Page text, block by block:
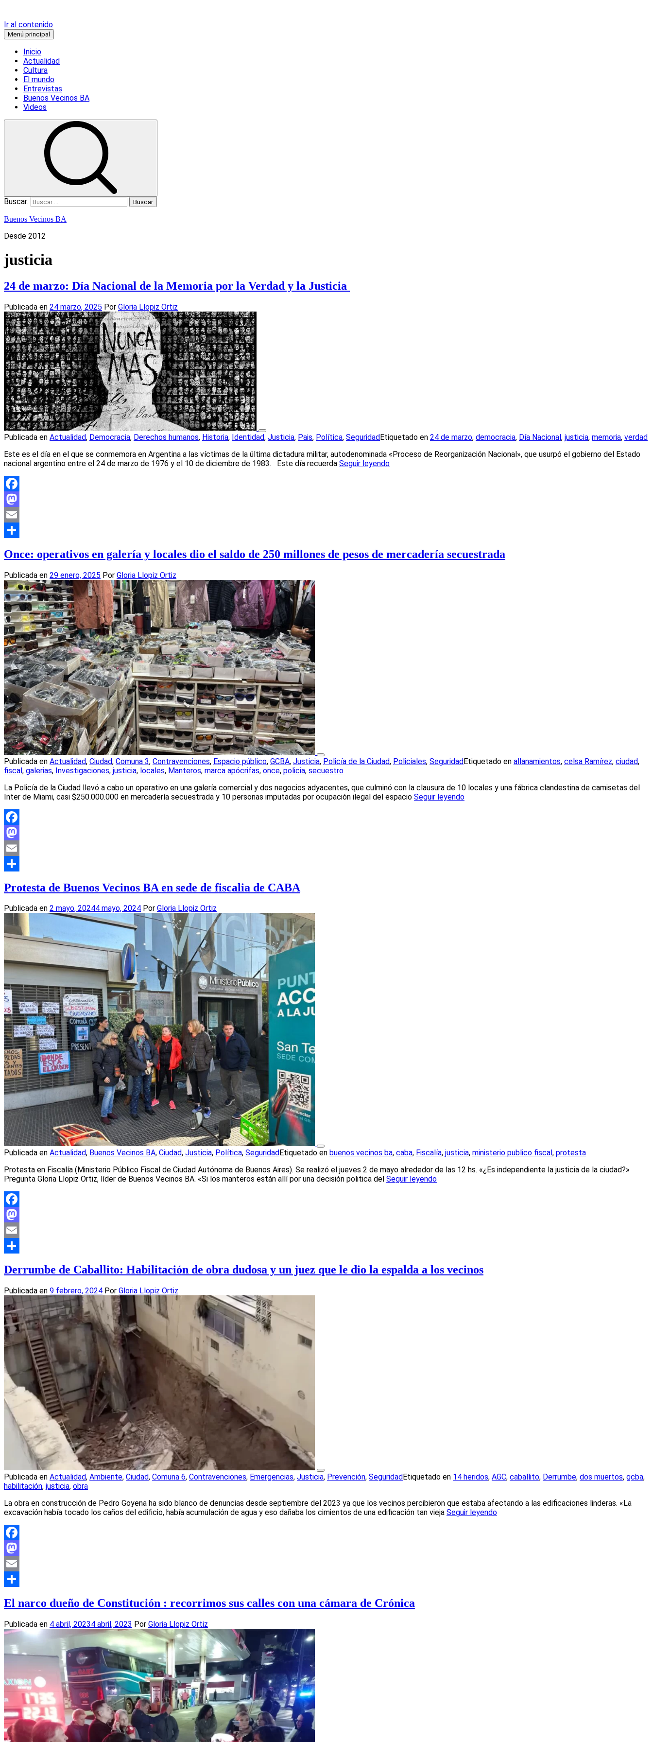
Ir al contenido
Menú principal
Inicio
Actualidad
Cultura
El mundo
Entrevistas
Buenos Vecinos BA
Videos
Buscar:
Buenos Vecinos BA
Desde 2012
justicia
24 de marzo: Día Nacional de la Memoria por la Verdad y la Justicia
Publicada en 24 marzo, 2025 Por Gloria Llopiz Ortiz
Publicada en Actualidad, Democracia, Derechos humanos, Historia, Identidad, Justicia, Pais, Política, SeguridadEtiquetado en 24 de marzo, democracia, Día Nacional, justicia, memoria, verdad
Este es el día en el que se conmemora en Argentina a las víctimas de la última dictadura militar, autodenominada «Proceso de Reorganización Nacional», que usurpó el gobierno del Estado
nacional argentino entre el 24 de marzo de 1976 y el 10 de diciembre de 1983. Este día recuerda Seguir leyendo
Facebook
Mastodon
Email
Once: operativos en galería y locales dio el saldo de 250 millones de pesos de mercadería secuestrada
Publicada en 29 enero, 2025 Por Gloria Llopiz Ortiz
Publicada en Actualidad, Ciudad, Comuna 3, Contravenciones, Espacio público, GCBA, Justicia, Policía de la Ciudad, Policiales, SeguridadEtiquetado en allanamientos, celsa Ramírez, ciudad,
fiscal, galerias, Investigaciones, justicia, locales, Manteros, marca apócrifas, once, policia, secuestro
La Policía de la Ciudad llevó a cabo un operativo en una galería comercial y dos negocios adyacentes, que culminó con la clausura de 10 locales y una fábrica clandestina de camisetas del
Inter de Miami, casi $250.000.000 en mercadería secuestrada y 10 personas imputadas por ocupación ilegal del espacio Seguir leyendo
Facebook
Mastodon
Email
Protesta de Buenos Vecinos BA en sede de fiscalia de CABA
Publicada en 2 mayo, 20244 mayo, 2024 Por Gloria Llopiz Ortiz
Publicada en Actualidad, Buenos Vecinos BA, Ciudad, Justicia, Política, Seguridad Etiquetado en buenos vecinos ba, caba, Fiscalía, justicia, ministerio publico fiscal , protesta
Protesta en Fiscalía (Ministerio Público Fiscal de Ciudad Autónoma de Buenos Aires). Se realizó el jueves 2 de mayo alrededor de las 12 hs. «¿Es independiente la justicia de la ciudad?»
Pregunta Gloria Llopiz Ortiz, líder de Buenos Vecinos BA. «Si los manteros están allí por una decisión politica del Seguir leyendo
Facebook
Mastodon
Email
Derrumbe de Caballito: Habilitación de obra dudosa y un juez que le dio la espalda a los vecinos
Publicada en 9 febrero, 2024 Por Gloria Llopiz Ortiz
Publicada en Actualidad, Ambiente, Ciudad, Comuna 6, Contravenciones, Emergencias, Justicia, Prevención, Seguridad Etiquetado en 14 heridos, AGC, caballito, Derrumbe, dos muertos, gcba,
habilitación, justicia, obra
La obra en construcción de Pedro Goyena ha sido blanco de denuncias desde septiembre del 2023 ya que los vecinos percibieron que estaba afectando a las edificaciones linderas. «La
excavación había tocado los caños del edificio, había acumulación de agua y eso dañaba los cimientos de una edificación tan vieja Seguir leyendo
Facebook
Mastodon
Email
El narco dueño de Constitución : recorrimos sus calles con una cámara de Crónica
Publicada en 4 abril, 20234 abril, 2023 Por Gloria Llopiz Ortiz